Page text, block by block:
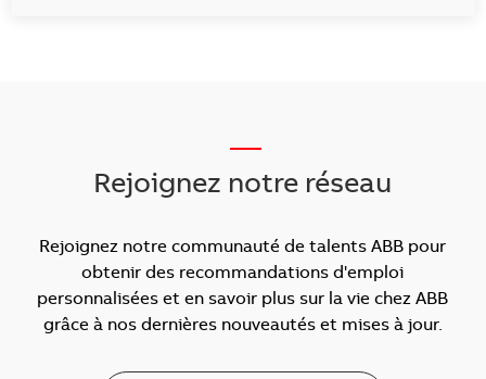
Rejoignez notre réseau
Rejoignez notre communauté de talents ABB pour
obtenir des recommandations d'emploi
personnalisées et en savoir plus sur la vie chez ABB
grâce à nos dernières nouveautés et mises à jour.